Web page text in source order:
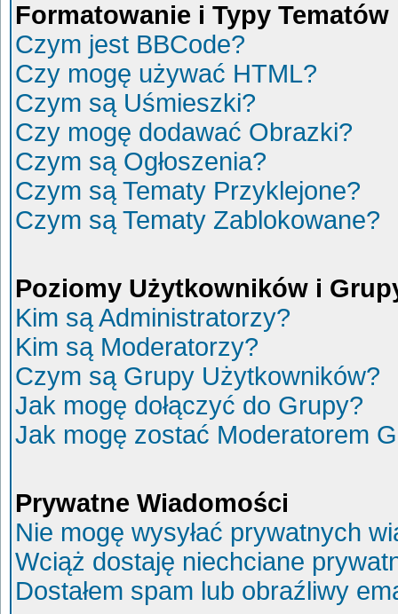
Formatowanie i Typy Tematów
Czym jest BBCode?
Czy mogę używać HTML?
Czym są Uśmieszki?
Czy mogę dodawać Obrazki?
Czym są Ogłoszenia?
Czym są Tematy Przyklejone?
Czym są Tematy Zablokowane?
Poziomy Użytkowników i
Kim są Administratorzy?
Kim są Moderatorzy?
Czym są Grupy Użytkowników?
Jak mogę dołączyć do Grupy?
Jak mogę zostać Moderatorem
Prywatne Wiadomości
Nie mogę wysyłać prywatnych
Wciąż dostaję niechciane
Dostałem spam lub obraźliwy